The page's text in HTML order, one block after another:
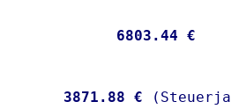
6803.44 €
3871.88 €